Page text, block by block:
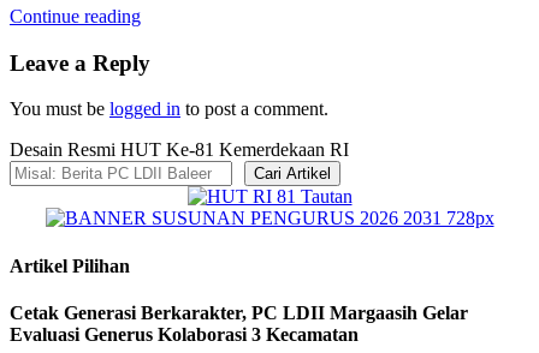
Continue reading
Leave a Reply
You must be logged in to post a comment.
Desain Resmi HUT Ke-81 Kemerdekaan RI
Cari Artikel
Artikel Pilihan
Cetak Generasi Berkarakter, PC LDII Margaasih Gelar
Evaluasi Generus Kolaborasi 3 Kecamatan